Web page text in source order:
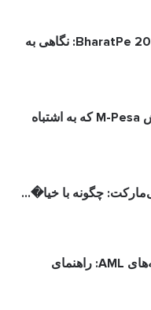
ارزش‌گذاری BharatPe 2026: نگاهی به
چگونه یک تراکنش M-Pesa که به اشتباه
چگونه با خیا�...
سیاست‌ها و رویه‌های AML: راهنمای